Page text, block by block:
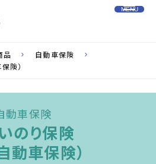
MENU
品
自動車保険
険）
動車保険
のり保険
動車保険）